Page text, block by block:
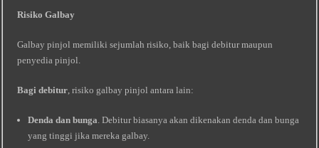
Risiko Galbay
Galbay pinjol memiliki sejumlah risiko, baik bagi debitur maupun
penyedia pinjol.
Bagi debitur, risiko galbay pinjol antara lain:
Denda dan bunga. Debitur biasanya akan dikenakan denda dan bunga
yang tinggi jika mereka galbay.